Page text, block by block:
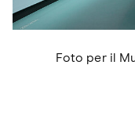
Foto per il